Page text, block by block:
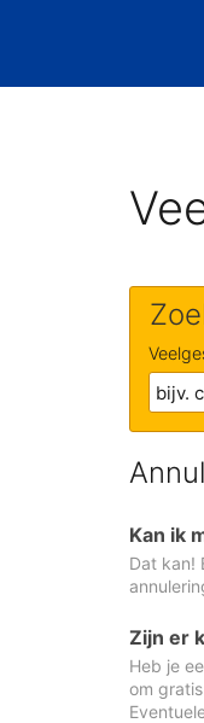
Kan ik
Dat kan!
Zijn er
Heb je
om